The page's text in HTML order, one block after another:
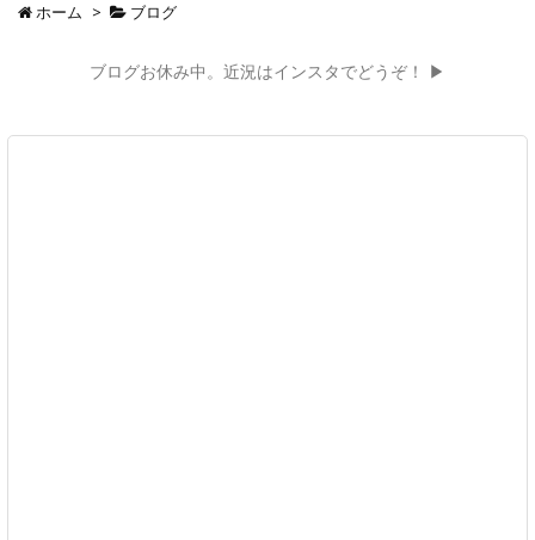
ホーム > ブログ
ブログお休み中。近況はインスタでどうぞ！ ▶